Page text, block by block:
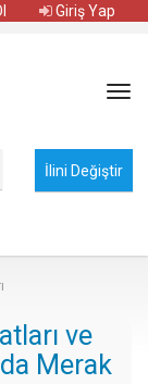
Giriş Yap
ve
Merak